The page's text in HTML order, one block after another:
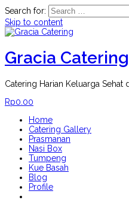
Search for:
Skip to content
Gracia Catering
Catering Harian Keluarga Sehat
Rp0.00
Home
Catering Gallery
Prasmanan
Nasi Box
Tumpeng
Kue Basah
Blog
Profile